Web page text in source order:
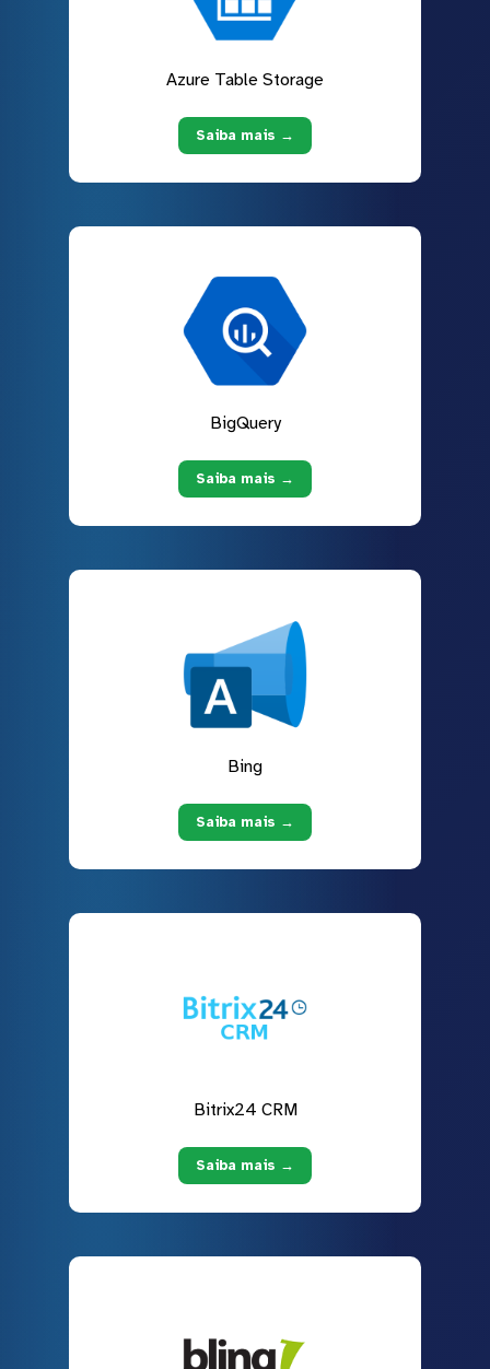
Azure Table Storage
Saiba mais →
BigQuery
Saiba mais →
Bing
Saiba mais →
Bitrix24 CRM
Saiba mais →